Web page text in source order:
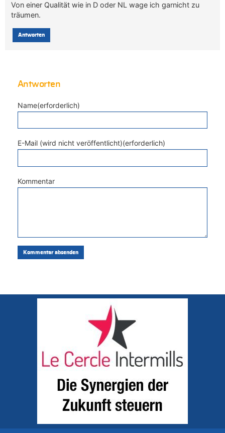
Von einer Qualität wie in D oder NL wage ich garnicht zu
träumen.
Antworten
Antworten
Name(erforderlich)
E-Mail (wird nicht veröffentlicht)(erforderlich)
Kommentar